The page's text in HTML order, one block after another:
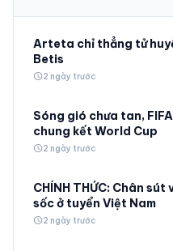
Arteta chỉ thẳng tử
Betis
schedule2 ngày trước
Sóng gió chưa tan,
chung kết World Cup
schedule2 ngày trước
CHÍNH THỨC: Chân
sốc ở tuyển Việt Nam
schedule2 ngày trước